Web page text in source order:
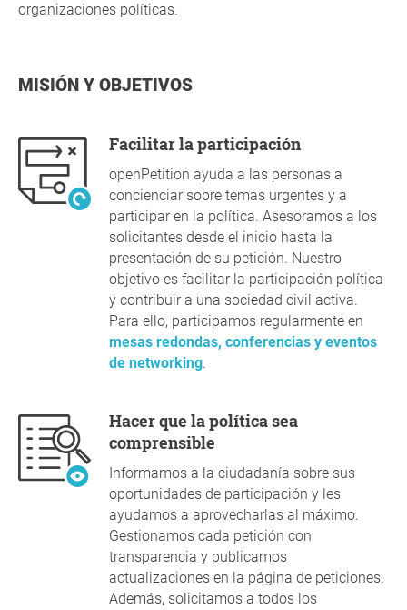
organizaciones políticas.
MISIÓN Y OBJETIVOS
Facilitar la participación
openPetition ayuda a las personas a
concienciar sobre temas urgentes y a
participar en la política. Asesoramos a los
solicitantes desde el inicio hasta la
presentación de su petición. Nuestro
objetivo es facilitar la participación política
y contribuir a una sociedad civil activa.
Para ello, participamos regularmente en
mesas redondas, conferencias y eventos
de networking.
Hacer que la política sea
comprensible
Informamos a la ciudadanía sobre sus
oportunidades de participación y les
ayudamos a aprovecharlas al máximo.
Gestionamos cada petición con
transparencia y publicamos
actualizaciones en la página de peticiones.
Además, solicitamos a todos los